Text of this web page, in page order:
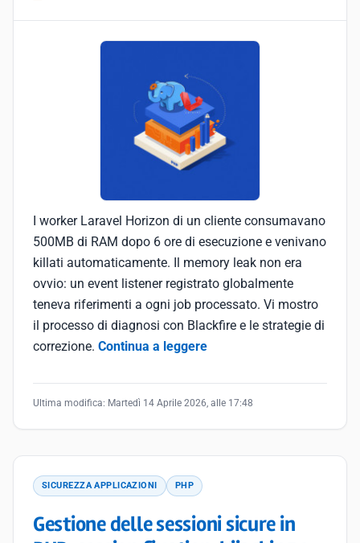
I worker Laravel Horizon di un cliente consumavano
500MB di RAM dopo 6 ore di esecuzione e venivano
killati automaticamente. Il memory leak non era
ovvio: un event listener registrato globalmente
teneva riferimenti a ogni job processato. Vi mostro
il processo di diagnosi con Blackfire e le strategie di
correzione. Continua a leggere
Ultima modifica: Martedì 14 Aprile 2026, alle 17:48
SICUREZZA APPLICAZIONI PHP
Gestione delle sessioni sicure in